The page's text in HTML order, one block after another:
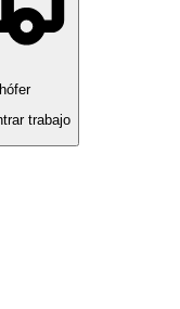
trabajo